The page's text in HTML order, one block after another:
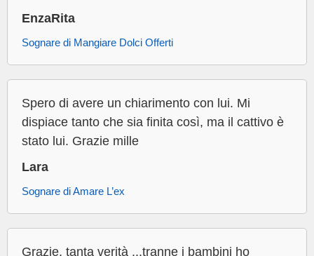
EnzaRita
Sognare di Mangiare Dolci Offerti
Spero di avere un chiarimento con lui. Mi
dispiace tanto che sia finita così, ma il cattivo è
stato lui. Grazie mille
Lara
Sognare di Amare L’ex
Grazie, tanta verità ...tranne i bambini ho